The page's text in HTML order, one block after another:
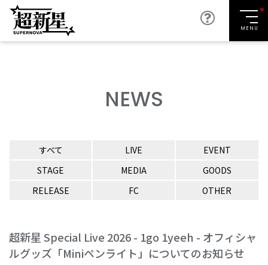
MENU
NEWS
すべて LIVE
EVENT
STAGE
MEDIA
GOODS
RELEASE
FC OTHER
超新星 Special Live 2026 - 1go 1yeeh - オフィシャ
ルグッズ「Miniペンライト」についてのお知らせ